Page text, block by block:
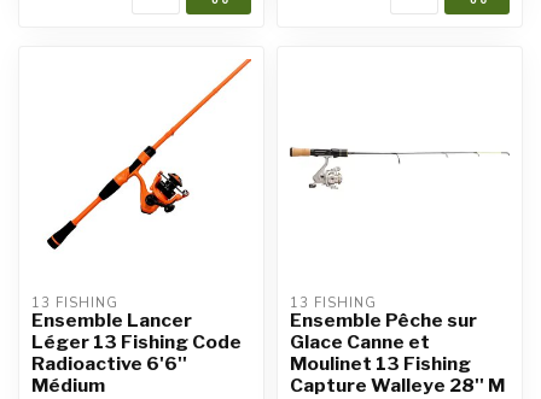
13 FISHING
Ensemble Lancer
Léger 13 Fishing Code
Radioactive 6'6''
Médium
13 FISHING
Ensemble Pêche sur
Glace Canne et
Moulinet 13 Fishing
Capture Walleye 28'' M